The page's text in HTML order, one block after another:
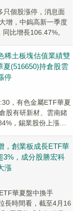
只個股漲停，消息面
增，中鎢高新一季度
比增長106.47%。
稀土板塊估值業績雙
夏(516650)持倉股雲
停
，有色金屬ETF華夏
股有研新材、雲南鍺
，錫業股份上漲
，創業板成長ETF華
3%，成分股勝宏科
漲
華夏盤中換手
長時間看，截至4月16